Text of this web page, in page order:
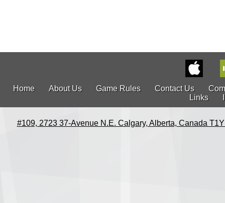
Home About Us Game Rules Contact Us
Links
#109, 2723 37-Avenue N.E. Calgary, Alberta, Canada